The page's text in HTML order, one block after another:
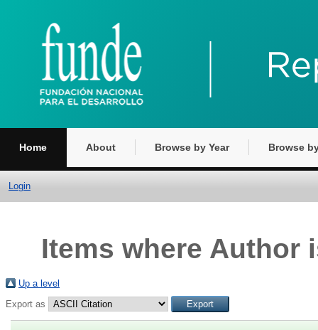
Home About Browse by Year Browse
Login
Items where Author
Up a level
Export as